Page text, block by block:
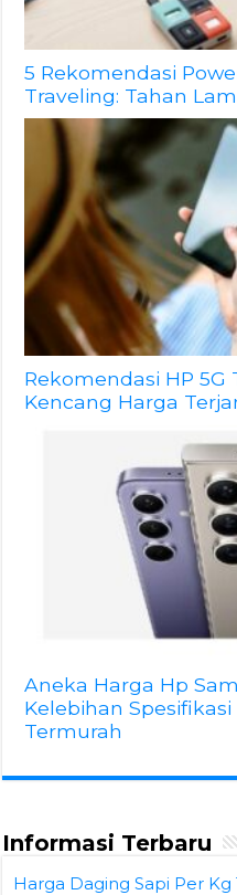
5 Rekomendasi
Traveling: Tahan
Rekomendasi HP 5G
Kencang Harga
Aneka Harga Hp
Kelebihan
Termurah
Informasi Terbaru
Harga Daging Sapi Per Kg